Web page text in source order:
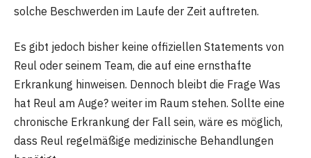
solche Beschwerden im Laufe der Zeit auftreten.
Es gibt jedoch bisher keine offiziellen Statements von
Reul oder seinem Team, die auf eine ernsthafte
Erkrankung hinweisen. Dennoch bleibt die Frage Was
hat Reul am Auge? weiter im Raum stehen. Sollte eine
chronische Erkrankung der Fall sein, wäre es möglich,
dass Reul regelmäßige medizinische Behandlungen